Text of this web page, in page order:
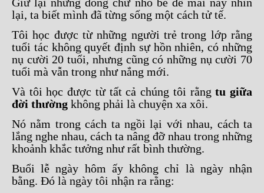
lại, ta biết mình đã từng sống một cách tử tế.
Tôi học được từ những người trẻ trong lớp rằng
tuổi tác không quyết định sự hồn nhiên, có những
nụ cười 20 tuổi, nhưng cũng có những nụ cười 70
tuổi mà vẫn trong như nắng mới.
Và tôi học được từ tất cả chúng tôi rằngtu giữa
đời thường không phải là chuyện xa xôi.
Nó nằm trong cách ta ngồi lại với nhau, cách ta
lắng nghe nhau, cách ta nâng đỡ nhau trong những
khoảnh khắc tưởng như rất bình thường.
Buổi lễ ngày hôm ấy không chỉ là ngày nhận
bằng. Đó là ngày tôi nhận ra rằng: